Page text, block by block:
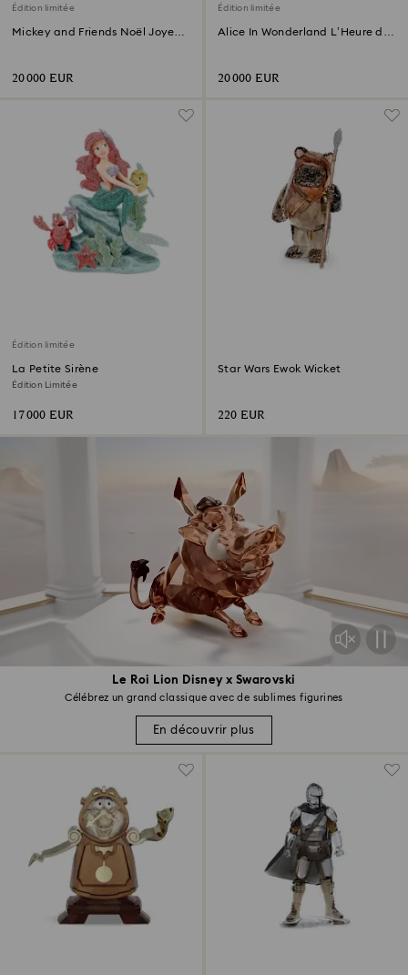
Le Roi Lion Disney x Swarovski
Célébrez un grand classique avec de sublimes figurines
En découvrir plus
Édition limitée
Mickey and Friends Noël Joyeux
20 000 EUR
Édition limitée
Alice In Wonderland L’Heure du
20 000 EUR
Édition limitée
La Petite Sirène
Édition Limitée
17 000 EUR
Star Wars Ewok Wicket
220 EUR